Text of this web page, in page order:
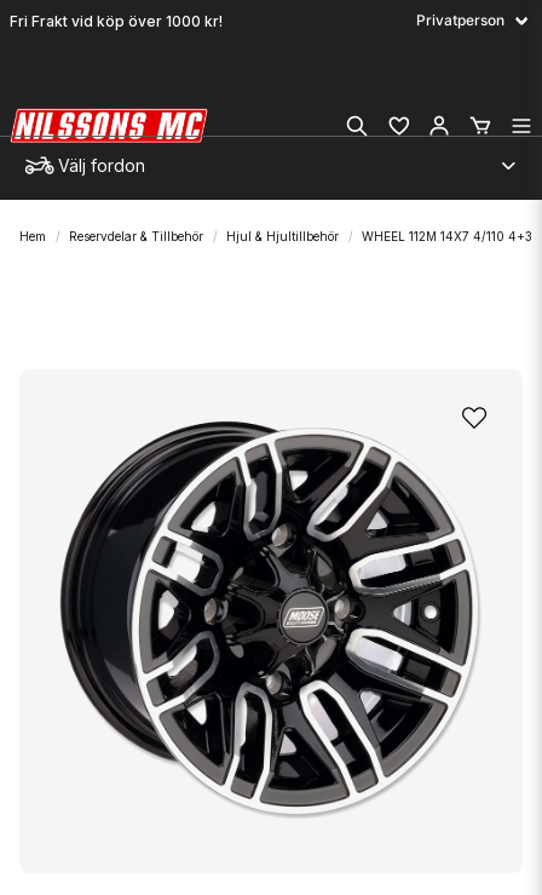
Fri Frakt vid köp över 1000 kr!
Välj fordon
Hem Reservdelar & Tillbehör Hjul & Hjultillbehör WHEEL 112M 14X7 4/110 4+3